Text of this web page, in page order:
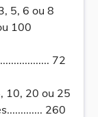
5, 6 ou 8
100
72
10, 20 ou 25
260